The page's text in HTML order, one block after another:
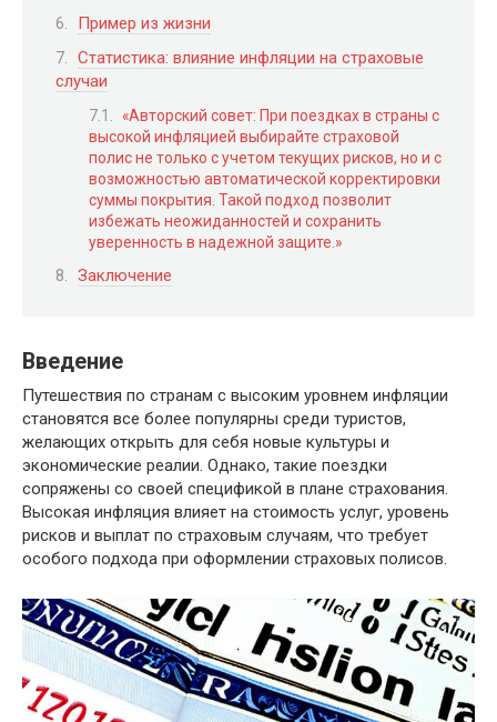
Пример из жизни
Статистика: влияние инфляции на страховые
случаи
«Авторский совет: При поездках в страны с
высокой инфляцией выбирайте страховой
полис не только с учетом текущих рисков, но и с
возможностью автоматической корректировки
суммы покрытия. Такой подход позволит
избежать неожиданностей и сохранить
уверенность в надежной защите.»
Заключение
Введение
Путешествия по странам с высоким уровнем инфляции
становятся все более популярны среди туристов,
желающих открыть для себя новые культуры и
экономические реалии. Однако, такие поездки
сопряжены со своей спецификой в плане страхования.
Высокая инфляция влияет на стоимость услуг, уровень
рисков и выплат по страховым случаям, что требует
особого подхода при оформлении страховых полисов.